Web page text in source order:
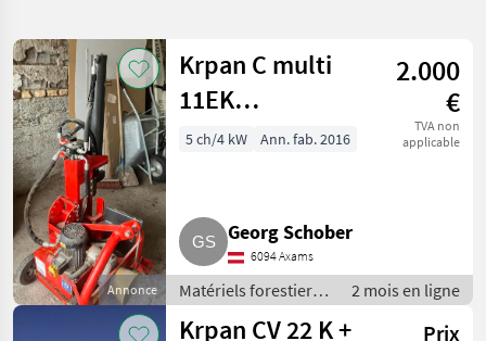
Annonce
Krpan C multi
11EK
Holzspalter
2.000
€
TVA non
applicable
5 ch/4 kW Ann. fab. 2016
Georg Schober
6094 Axams
Matériels forestiers
et matériels pour le
travail du bois /
2 mois en ligne
Krpan CV 22 K +
Prix